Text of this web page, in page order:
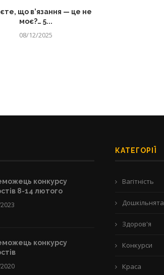
що в’язання — це не
моє?… 5...
08/12/2025
конкурсу
8-14 лютого
конкурсу
КАТЕГОРІЇ
Вагітність
Дошкільнята
Здоров'я
Конкурси
Краса